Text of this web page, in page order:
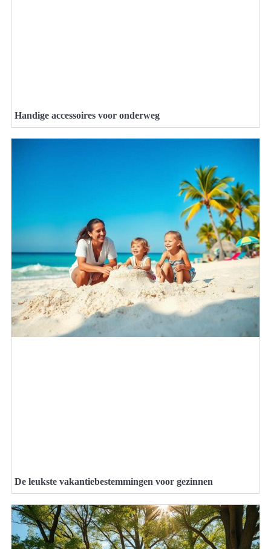
Handige accessoires voor onderweg
De leukste vakantiebestemmingen voor gezinnen